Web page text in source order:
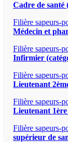
Cadre de santé
Filière sapeurs-
Médecin et
Filière sapeurs-
Infirmier
Filière sapeurs-
Lieutenant
Filière sapeurs-
Lieutenant 1ère
Filière sapeurs-
supérieur de